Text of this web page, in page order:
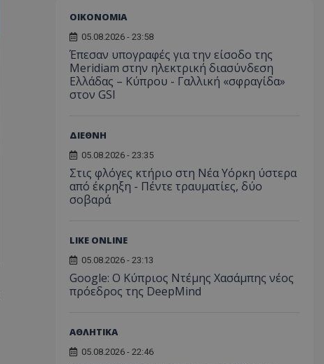
ΟΙΚΟΝΟΜΙΑ
05.08.2026 - 23:58
Έπεσαν υπογραφές για την είσοδο της
Meridiam στην ηλεκτρική διασύνδεση
Ελλάδας – Κύπρου - Γαλλική «σφραγίδα»
στον GSI
ΔΙΕΘΝΗ
05.08.2026 - 23:35
Στις φλόγες κτήριο στη Νέα Υόρκη ύστερα
από έκρηξη - Πέντε τραυματίες, δύο
σοβαρά
LIKE ONLINE
05.08.2026 - 23:13
Google: Ο Κύπριος Ντέμης Χασάμπης νέος
πρόεδρος της DeepMind
ΑΘΛΗΤΙΚΑ
05.08.2026 - 22:46